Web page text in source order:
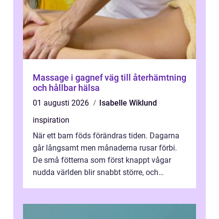
Massage i gagnef väg till återhämtning
och hållbar hälsa
01 augusti 2026
Isabelle Wiklund
inspiration
När ett barn föds förändras tiden. Dagarna
går långsamt men månaderna rusar förbi.
De små fötterna som först knappt vågar
nudda världen blir snabbt större, och